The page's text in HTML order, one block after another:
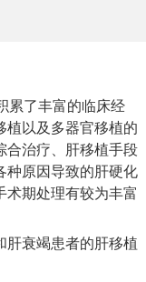
累了丰富的临床经
植以及多器官移植的
合治疗、肝移植手段
种原因导致的肝硬化
术期处理有较为丰富
肝衰竭患者的肝移植